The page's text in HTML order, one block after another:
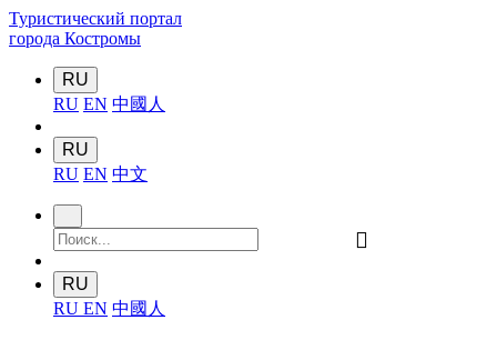
Туристический портал
города Костромы
RU
RU EN 中國人
RU
RU EN 中文
󰍉
RU
RU EN 中國人